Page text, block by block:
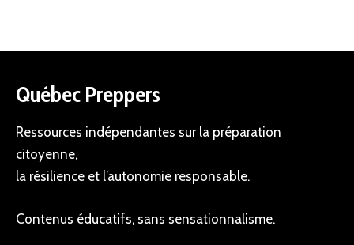
Québec Preppers
Ressources indépendantes sur la préparation
citoyenne,
la résilience et l’autonomie responsable.
Contenus éducatifs, sans sensationnalisme.